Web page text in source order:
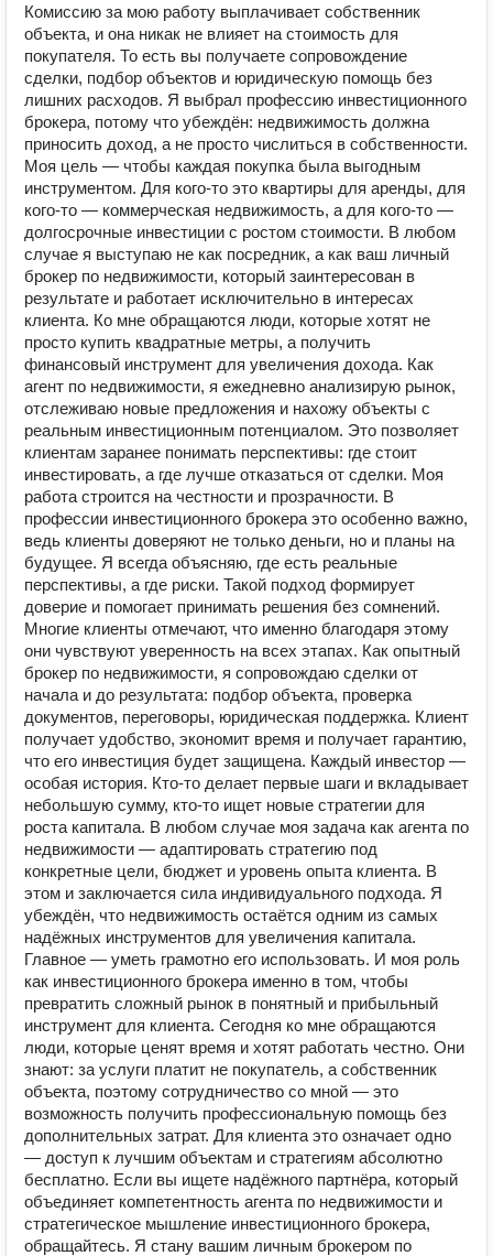
Комиссию за мою работу выплачивает собственник
объекта, и она никак не влияет на стоимость для
покупателя. То есть вы получаете сопровождение
сделки, подбор объектов и юридическую помощь без
лишних расходов. Я выбрал профессию инвестиционного
брокера, потому что убеждён: недвижимость должна
приносить доход, а не просто числиться в собственности.
Моя цель — чтобы каждая покупка была выгодным
инструментом. Для кого-то это квартиры для аренды, для
кого-то — коммерческая недвижимость, а для кого-то —
долгосрочные инвестиции с ростом стоимости. В любом
случае я выступаю не как посредник, а как ваш личный
брокер по недвижимости, который заинтересован в
результате и работает исключительно в интересах
клиента. Ко мне обращаются люди, которые хотят не
просто купить квадратные метры, а получить
финансовый инструмент для увеличения дохода. Как
агент по недвижимости, я ежедневно анализирую рынок,
отслеживаю новые предложения и нахожу объекты с
реальным инвестиционным потенциалом. Это позволяет
клиентам заранее понимать перспективы: где стоит
инвестировать, а где лучше отказаться от сделки. Моя
работа строится на честности и прозрачности. В
профессии инвестиционного брокера это особенно важно,
ведь клиенты доверяют не только деньги, но и планы на
будущее. Я всегда объясняю, где есть реальные
перспективы, а где риски. Такой подход формирует
доверие и помогает принимать решения без сомнений.
Многие клиенты отмечают, что именно благодаря этому
они чувствуют уверенность на всех этапах. Как опытный
брокер по недвижимости, я сопровождаю сделки от
начала и до результата: подбор объекта, проверка
документов, переговоры, юридическая поддержка. Клиент
получает удобство, экономит время и получает гарантию,
что его инвестиция будет защищена. Каждый инвестор —
особая история. Кто-то делает первые шаги и вкладывает
небольшую сумму, кто-то ищет новые стратегии для
роста капитала. В любом случае моя задача как агента по
недвижимости — адаптировать стратегию под
конкретные цели, бюджет и уровень опыта клиента. В
этом и заключается сила индивидуального подхода. Я
убеждён, что недвижимость остаётся одним из самых
надёжных инструментов для увеличения капитала.
Главное — уметь грамотно его использовать. И моя роль
как инвестиционного брокера именно в том, чтобы
превратить сложный рынок в понятный и прибыльный
инструмент для клиента. Сегодня ко мне обращаются
люди, которые ценят время и хотят работать честно. Они
знают: за услуги платит не покупатель, а собственник
объекта, поэтому сотрудничество со мной — это
возможность получить профессиональную помощь без
дополнительных затрат. Для клиента это означает одно
— доступ к лучшим объектам и стратегиям абсолютно
бесплатно. Если вы ищете надёжного партнёра, который
объединяет компетентность агента по недвижимости и
стратегическое мышление инвестиционного брокера,
обращайтесь. Я стану вашим личным брокером по